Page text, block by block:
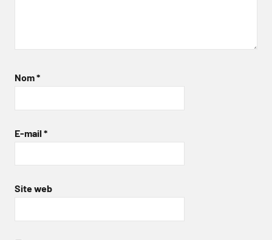
Nom*
E-mail *
Site web